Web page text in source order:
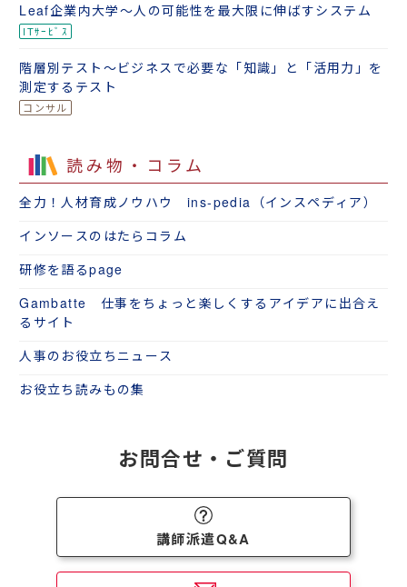
Leaf企業内大学～人の可能性を最大限に伸ばすシステム
階層別テスト～ビジネスで必要な「知識」と「活用力」を
測定するテスト
読み物・コラム
全力！人材育成ノウハウ ins-pedia（インスペディア）
インソースのはたらコラム
研修を語るpage
Gambatte 仕事をちょっと楽しくするアイデアに出合え
るサイト
人事のお役立ちニュース
お役立ち読みもの集
お問合せ・ご質問
講師派遣Q&A